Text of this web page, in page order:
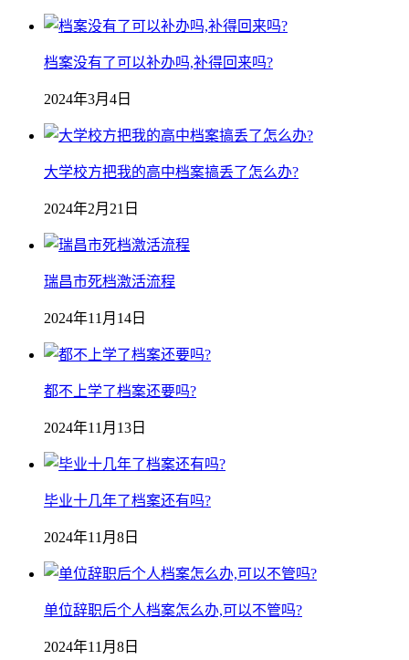
档案没有了可以补办吗,补得回来吗?
2024年3月4日
大学校方把我的高中档案搞丢了怎么办?
2024年2月21日
瑞昌市死档激活流程
2024年11月14日
都不上学了档案还要吗?
2024年11月13日
毕业十几年了档案还有吗?
2024年11月8日
单位辞职后个人档案怎么办,可以不管吗?
2024年11月8日